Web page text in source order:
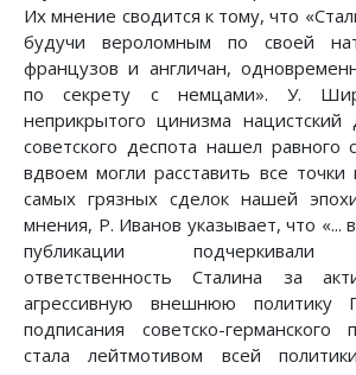
Их мнение сводится к тому, что
будучи вероломным по своей
французов и англичан,
по секрету с немцами». У.
неприкрытого цинизма
советского деспота нашел равного
вдвоем могли расставить все
самых грязных сделок нашей
мнения, Р. Иванов указывает, что «...
публикации подчеркивали
ответственность Сталина за
агрессивную внешнюю политику
подписания советско-
стала лейтмотивом всей